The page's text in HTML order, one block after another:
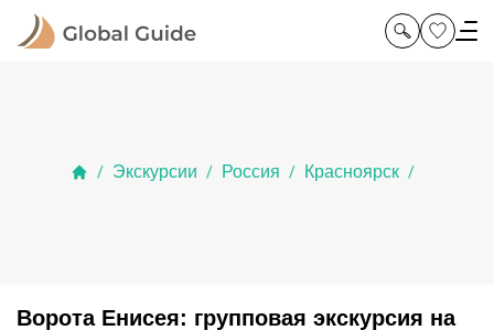
/ Экскурсии / Россия / Красноярск /
Ворота Енисея: групповая экскурсия на